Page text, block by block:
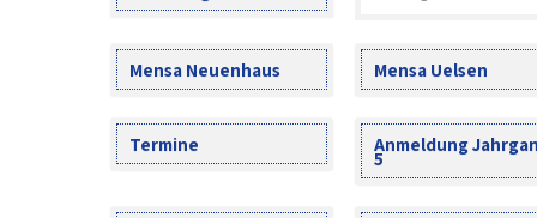
Mensa Neuenhaus Mensa Uelsen
Termine Anmeldung
5